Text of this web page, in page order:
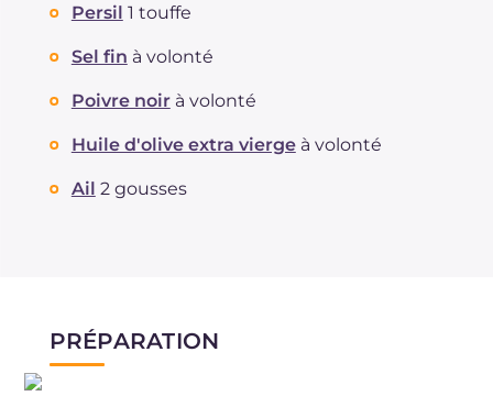
Persil 1 touffe
Sel fin à volonté
Poivre noir à volonté
Huile d'olive extra vierge à volonté
Ail 2 gousses
PRÉPARATION